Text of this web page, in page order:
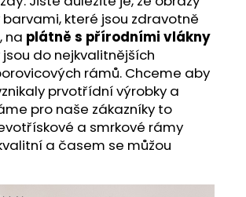
které jsou zdravotně
na plátně s přírodními vlákny
do nejkvalitnějších
rámů. Chceme aby
prvotřídní výrobky a
pro naše zákazníky to
a smrkové rámy
a časem se můžou